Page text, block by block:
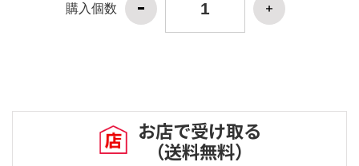
購入個数
お店で受け取る
（送料無料）